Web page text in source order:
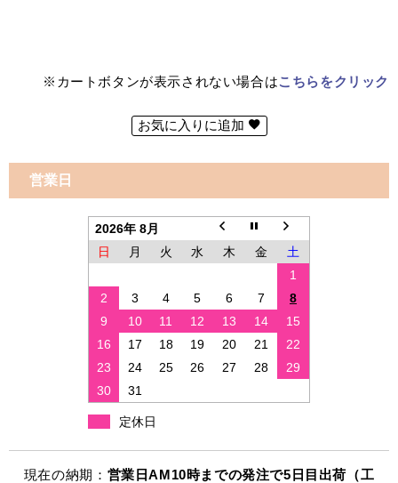
※カートボタンが表示されない場合はこちらをクリック
お気に入りに追加
営業日
2026年 8月
日
月 火 水 木 金
土
1
2
3 4 5 6 7
8
9
10 11 12 13 14
15
16
17 18 19 20 21
22
23
24 25 26 27 28
29
30
31
定休日
現在の納期： 営業日AM10時までの発注で5日目出荷（工